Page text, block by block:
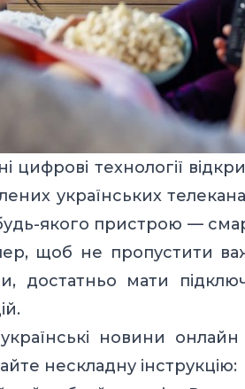
цифрові технології
українських
якого пристрою —
щоб не пропустити
достатньо мати
новини
нескладну інструкцію: